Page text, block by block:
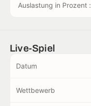
Auslastung in Prozent :
Live-Spiel
Datum
Wettbewerb